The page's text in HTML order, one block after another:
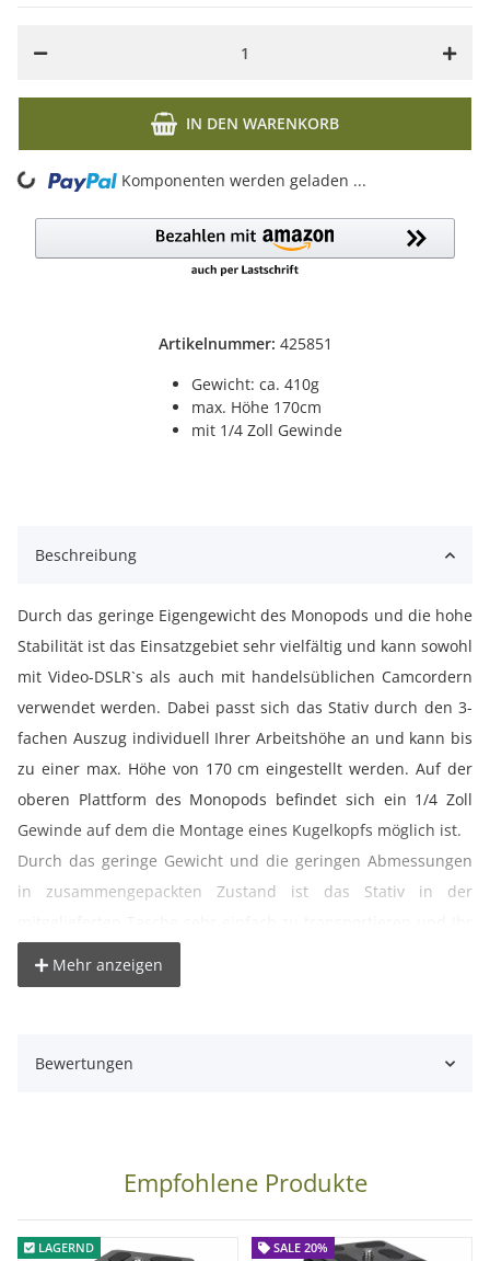
Artikelnummer: 425851
Gewicht: ca. 410g
max. Höhe 170cm
mit 1/4 Zoll Gewinde
IN DEN WARENKORB
Komponenten werden geladen ...
Beschreibung
Durch das geringe Eigengewicht des Monopods und die hohe
Stabilität ist das Einsatzgebiet sehr vielfältig und kann sowohl
mit Video-DSLR`s als auch mit handelsüblichen Camcordern
verwendet werden. Dabei passt sich das Stativ durch den 3-
fachen Auszug individuell Ihrer Arbeitshöhe an und kann bis
zu einer max. Höhe von 170 cm eingestellt werden. Auf der
oberen Plattform des Monopods befindet sich ein 1/4 Zoll
Gewinde auf dem die Montage eines Kugelkopfs möglich ist.
Durch das geringe Gewicht und die geringen Abmessungen
in zusammengepackten Zustand ist das Stativ in der
Gewicht: ca. 410g
Mehr anzeigen
Bewertungen
Empfohlene Produkte
LAGERND SALE 20%